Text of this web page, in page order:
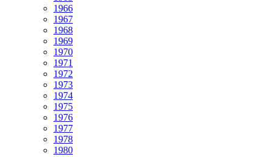
1966
1967
1968
1969
1970
1971
1972
1973
1974
1975
1976
1977
1978
1980